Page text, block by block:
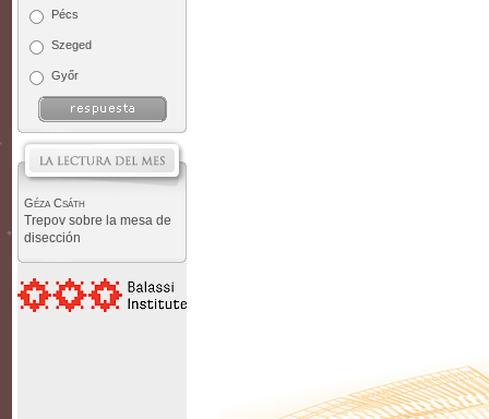
Pécs
Szeged
Győr
Géza Csáth
Trepov sobre la mesa de
disección